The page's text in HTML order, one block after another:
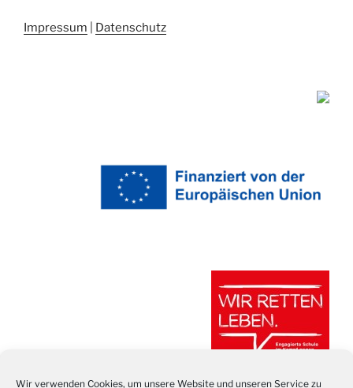
Wir verwenden Cookies, um unsere Website und unseren Service zu
Impressum Datenschutz